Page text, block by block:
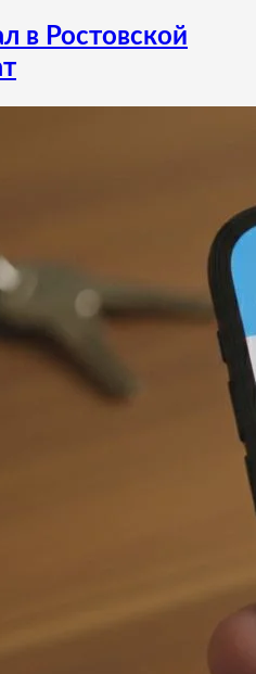
в Ростовской